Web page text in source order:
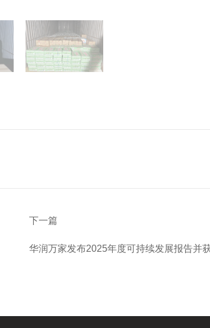
下一篇
华润万家发布2025年度可持续发展报告并